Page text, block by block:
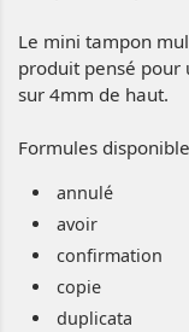
Le mini tampon
produit pensé pour
sur 4mm de haut.
Formules
annulé
avoir
confirmation
copie
duplicata